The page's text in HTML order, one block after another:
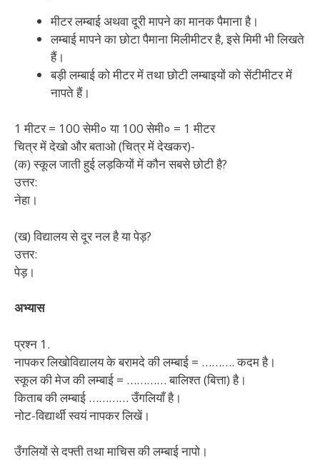
मीटर लम्बाई अथवा दूरी मापने का मानक पैमाना है।
लम्बाई मापने का छोटा पैमाना मिलीमीटर है, इसे मिमी भी लिखते
हैं।
बड़ी लम्बाई को मीटर में तथा छोटी लम्बाइयों को सेंटीमीटर में
नापते हैं।
1 मीटर = 100 सेमी० या 100 सेमी० = 1 मीटर
चित्र में देखो और बताओ (चित्र में देखकर)-
(क) स्कूल जाती हुई लड़कियों में कौन सबसे छोटी है?
उत्तर:
नेहा।
(ख) विद्यालय से दूर नल है या पेड़?
उत्तर:
पेड़।
अभ्यास
प्रश्न 1.
नापकर लिखोविद्यालय के बरामदे की लम्बाई = ………. कदम है।
स्कूल की मेज की लम्बाई = ………… बालिश्त (बित्ता) है।
किताब की लम्बाई ………… उँगलियाँ है।
नोट-विद्यार्थी स्वयं नापकर लिखें।
उँगलियों से दफ्ती तथा माचिस की लम्बाई नापो।